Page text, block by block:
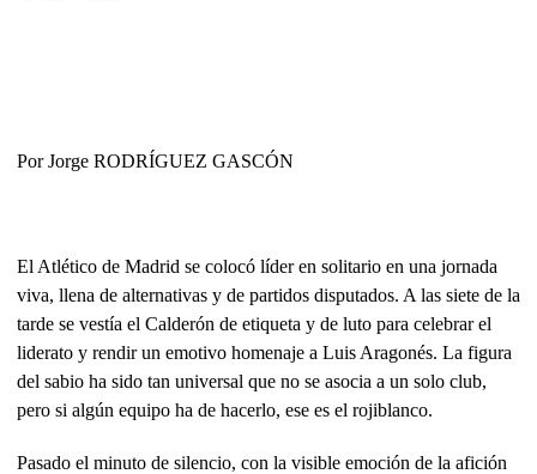
Por Jorge RODRÍGUEZ GASCÓN
El Atlético de Madrid se colocó líder en solitario en una jornada
viva, llena de alternativas y de partidos disputados. A las siete de la
tarde se vestía el Calderón de etiqueta y de luto para celebrar el
liderato y rendir un emotivo homenaje a Luis Aragonés. La figura
del sabio ha sido tan universal que no se asocia a un solo club,
pero si algún equipo ha de hacerlo, ese es el rojiblanco.
Pasado el minuto de silencio, con la visible emoción de la afición